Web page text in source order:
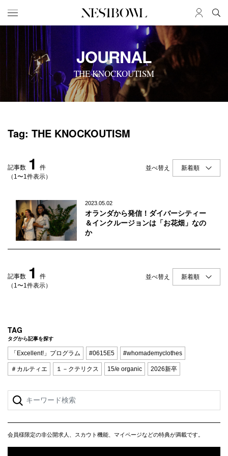
HOME
求人検索
新着求人
ブランド一覧
インタビュー
ニュース＆イベント
データ
コラボ募集一覧
SERVICE
初めての方へ
Q&A
企業担当の方へ
ログイン
JOURNAL
THE KNOCKOUTISM
Tag: THE KNOCKOUTISM
記事数 1
件
（1〜1件表示）
並べ替え
2023.05.02
オランダから発信！ダイバーシティー
＆インクルージョンは「お花畑」なの
か
記事数 1
件
（1〜1件表示）
並べ替え
TAG
タグから記事を探す
「Excellent!」プログラム #0615E5 #whomademyclothes
＃カルティエ １－クテリクス 15/e organic 2026新卒
会員様限定の非公開求人、スカウト機能、マイページなどの特典が満載です。